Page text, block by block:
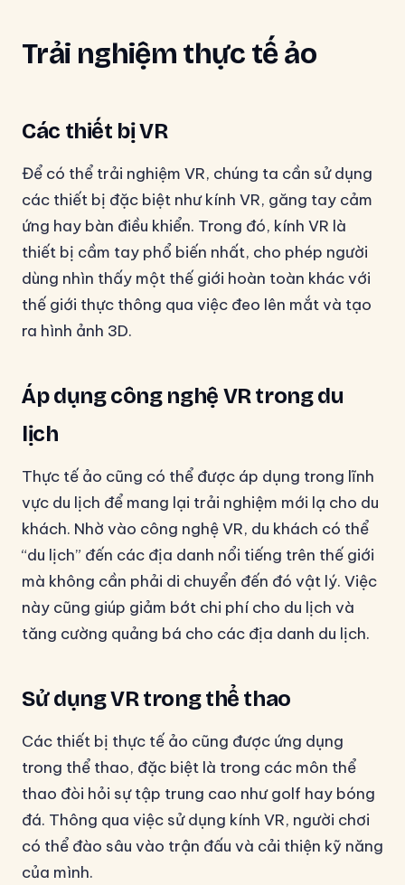
Trải nghiệm thực tế ảo
Các thiết bịVR
Để có thể trải nghiệm VR, chúng ta cần sử dụng
các thiết bị đặc biệt như kính VR, găng tay cảm
ứng hay bàn điều khiển. Trong đó, kính VR là
thiết bị cầm tay phổ biến nhất, cho phép người
dùng nhìn thấy một thế giới hoàn toàn khác với
thế giới thực thông qua việc đeo lên mắt và tạo
ra hình ảnh 3D.
Áp dụng công nghệ VR trong du
lịch
Thực tế ảo cũng có thể được áp dụng trong lĩnh
vực du lịch để mang lại trải nghiệm mới lạ cho du
khách. Nhờ vào công nghệ VR, du khách có thể
“du lịch” đến các địa danh nổi tiếng trên thế giới
mà không cần phải di chuyển đến đó vật lý. Việc
này cũng giúp giảm bớt chi phí cho du lịch và
tăng cường quảng bá cho các địa danh du lịch.
Sử dụng VR trong thể thao
Các thiết bị thực tế ảo cũng được ứng dụng
trong thể thao, đặc biệt là trong các môn thể
thao đòi hỏi sự tập trung cao như golf hay bóng
đá. Thông qua việc sử dụng kính VR, người chơi
có thể đào sâu vào trận đấu và cải thiện kỹ năng
của mình.